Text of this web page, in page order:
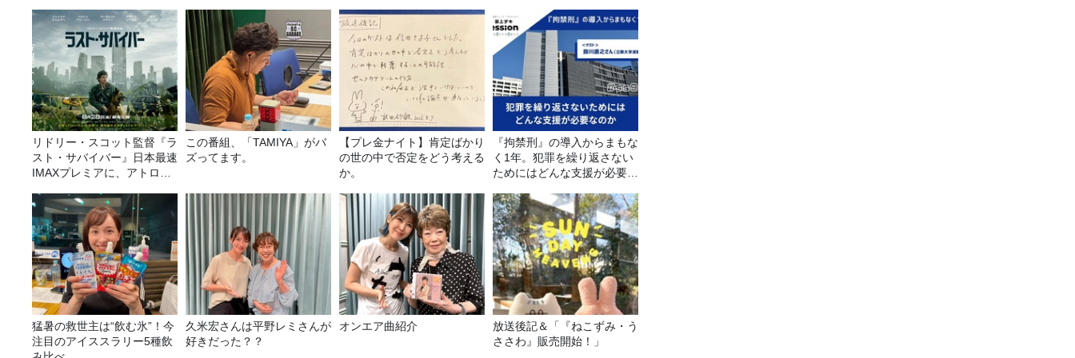
リドリー・スコット監督『ラ
スト・サバイバー』日本最速
IMAXプレミアに、アトロク
この番組、「TAMIYA」がバ
ズってます。
【プレ金ナイト】肯定ばかり
の世の中で否定をどう考える
か。
『拘禁刑』の導入からまもな
く1年。犯罪を繰り返さない
ためにはどんな支援が必要な
猛暑の救世主は“飲む氷”！今
注目のアイススラリー5種飲
久米宏さんは平野レミさんが
好きだった？？
オンエア曲紹介
放送後記＆「『ねこずみ・う
ささわ』販売開始！」